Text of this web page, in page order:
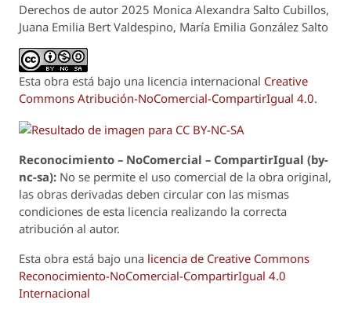
Derechos de autor 2025 Monica Alexandra Salto Cubillos,
Juana Emilia Bert Valdespino, María Emilia González Salto
Esta obra está bajo una licencia internacional Creative
Commons Atribución-NoComercial-CompartirIgual 4.0.
Reconocimiento – NoComercial – CompartirIgual (by-
nc-sa): No se permite el uso comercial de la obra original,
las obras derivadas deben circular con las mismas
condiciones de esta licencia realizando la correcta
atribución al autor.
Esta obra está bajo una licencia de Creative Commons
Reconocimiento-NoComercial-CompartirIgual 4.0
Internacional